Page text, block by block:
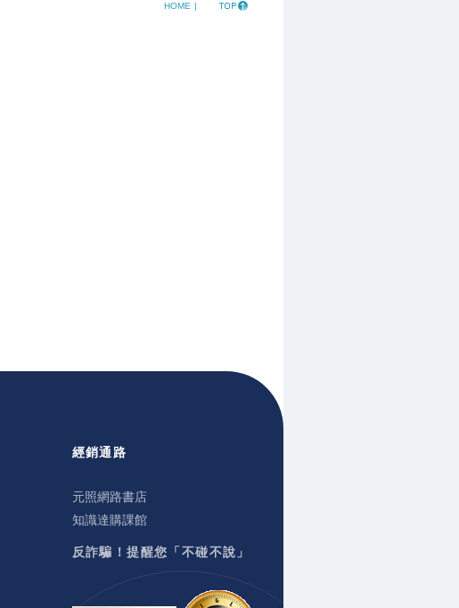
HOME |
經銷通路
元照網路書店
知識達購課館
反詐騙！提醒您「不碰不說」